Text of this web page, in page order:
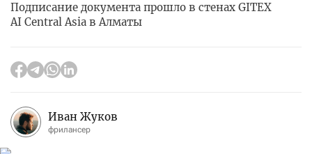
Подписание документа прошло в стенах GITEX
AI Central Asia в Алматы
Иван Жуков
фрилансер